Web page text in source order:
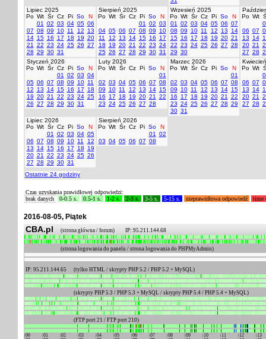
Lipiec 2025
Po Wt Śr Cz Pi So
N
01
02 03 04 05 06
07 08 09 10 11 12
13
14 15 16 17 18 19 20
21
22 23 24 25 26 27
28 29 30 31
Sierpień 2025
Po Wt Śr Cz Pi So
N
01
02 03
04 05 06 07 08 09
10
11
12 13 14 15 16
17
18
19 20 21 22 23 24
25 26 27 28 29 30 31
Wrzesień 2025
Po Wt Śr Cz Pi So
N
01
02 03 04 05 06 07
08 09 10 11 12 13
14
15 16 17 18 19 20 21
22 23 24 25 26 27 28
29 30
Po Wt
06 07
13
14
20 21
27 28
Styczeń 2026
Po Wt Śr Cz Pi So
N
01
02 03 04
05 06 07 08 09 10 11
12
13 14 15 16 17
18
19 20 21 22 23 24 25
26 27 28 29 30 31
Luty 2026
Po Wt Śr Cz Pi So
N
01
02 03 04 05 06 07 08
09
10 11 12 13 14 15
16
17 18 19 20 21
22
23 24 25 26 27 28
Marzec 2026
Po Wt Śr Cz Pi So
N
01
02 03 04 05 06 07 08
09
10 11 12 13 14 15
16
17 18 19 20 21
22
23 24 25 26 27 28 29
30 31
Po Wt
06 07
13
14
20 21
27 28
Lipiec 2026
Po Wt Śr Cz Pi So
N
01
02 03 04 05
06 07 08 09 10 11
12
13
14 15 16 17 18
19
20 21 22 23 24 25 26
27 28 29 30 31
Sierpień 2026
Po Wt Śr Cz Pi So
N
01
02
03 04 05 06 07 08
Ostatnie 24 godziny
Czas uzyskania prawidłowej odpowiedzi:
brak danych
0-0.5 s. 0.5-1 s. 1-2 s. 2-3 s. 3-5 s. 5-15 s. nieprawidłowa odpowiedź time
2016-08-05, Piątek
CBA.pl (strona główna / forum) IP: 95.211.144.68
(strona logowania do panelu / strona logowania do PHPMyAdmin)
IP: 95.211.144.65 (tylko HTML / skrypty PHP 5.2 / PHP 5.2 + MySQL)
(skrypty PHP 5.3 / PHP 5.3 + MySQL / skrypty PHP 5.4 / PHP 5.4 + MySQL)
(FTP port 21 / FTP port 210)
00 01 02 03 04 05 06 07 08 09 10 11 12
13